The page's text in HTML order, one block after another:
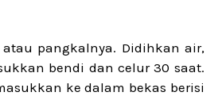
pangkalnya. Didihkan air,
bendi dan celur 30 saat.
ke dalam bekas berisi